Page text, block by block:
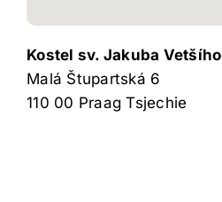
Kostel sv. Jakuba Vetšího
Malá Štupartská 6
110 00 PraagTsjechie